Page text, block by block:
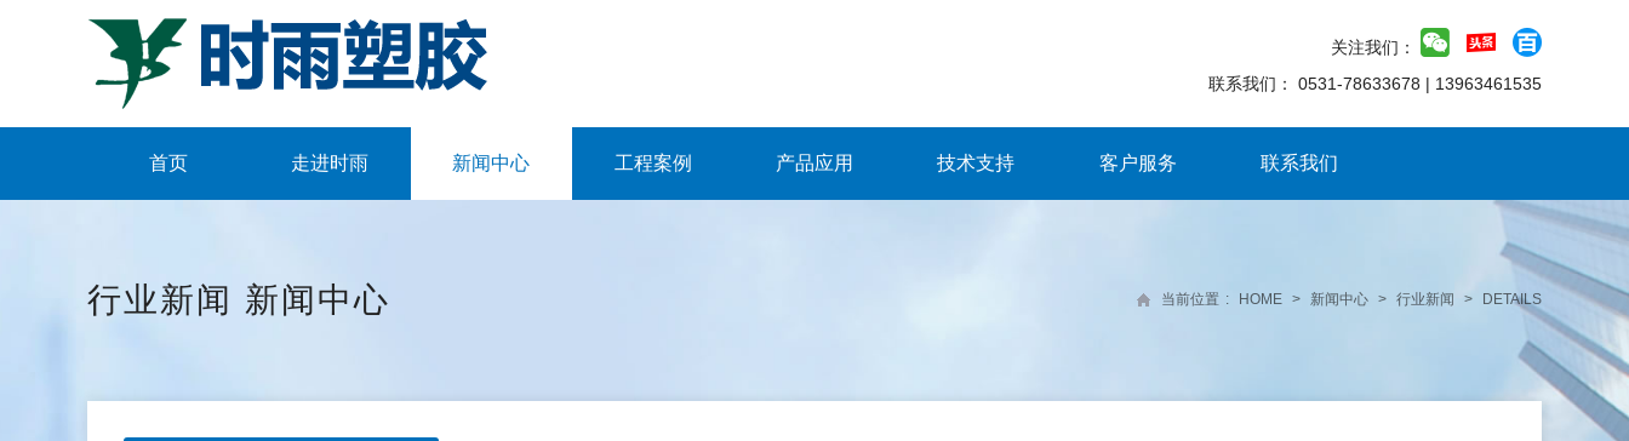
关注我们：
联系我们：
0531-78633678 | 13963461535
首页 走进时雨 新闻中心 工程案例 产品应用 技术支持 客户服务 联系我们
行业新闻 新闻中心 当前位置 : HOME > 新闻中心 > 行业新闻 > DETAILS